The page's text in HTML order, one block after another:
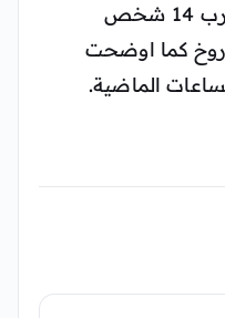
اليوم السبت بإصابة مايقارب 14 شخص
كما اوضحت
الماضية.